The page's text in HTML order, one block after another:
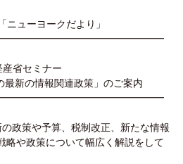
ューヨークだより」
省セミナー
新の情報関連政策」のご案内
政策や予算、税制改正、新たな情報
政策について幅広く解説をして